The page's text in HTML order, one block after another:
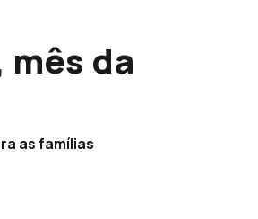
da
as famílias